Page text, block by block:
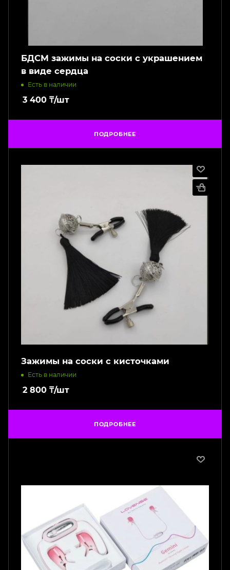
БДСМ зажимы на соски с украшением
в виде сердца
Есть в наличии
3 400 ₸/шт
ПОДРОБНЕЕ
Зажимы на соски с кисточками
Есть в наличии
2 800 ₸/шт
ПОДРОБНЕЕ